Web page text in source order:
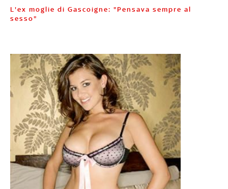
L'ex moglie di Gascoigne: "Pensava sempre al
sesso"